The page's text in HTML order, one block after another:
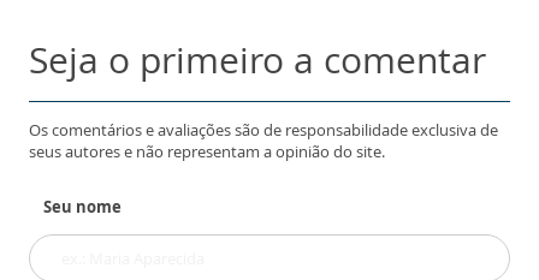
Seja o primeiro a comentar
Os comentários e avaliações são de responsabilidade exclusiva de
seus autores e não representam a opinião do site.
Seu nome